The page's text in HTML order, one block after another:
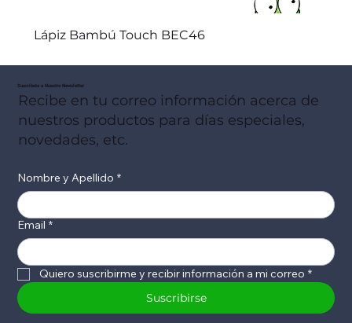
Lápiz Bambú Touch BEC46
Suscribete a Nuestro Newsletter
Recibe en tu correo información acerca de
nuestros productos para días especiales,
novedades, etc.
Nombre y Apellido *
Email *
Quiero suscribirme y recibir información a mi correo *
Suscribirse